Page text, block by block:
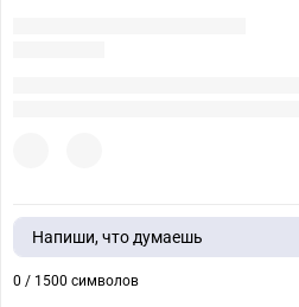
Напиши, что думаешь
0 / 1500 символов